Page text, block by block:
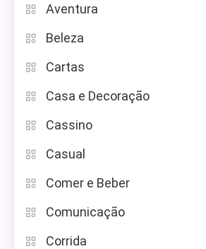
Aventura
Beleza
Cartas
Casa e Decoração
Cassino
Casual
Comer e Beber
Comunicação
Corrida